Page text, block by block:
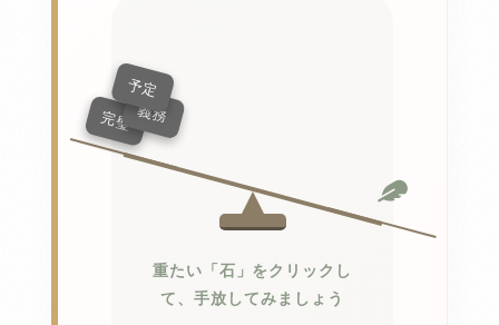
完璧 義務
予定
重たい「石」をクリックし
て、手放してみましょう